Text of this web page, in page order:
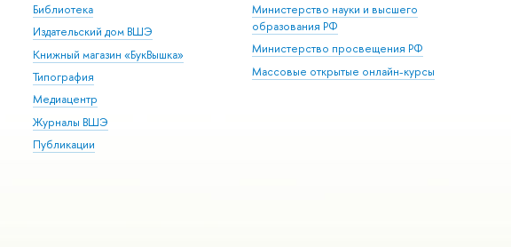
Библиотека
Издательский дом ВШЭ
Книжный магазин «БукВышка»
Типография
Медиацентр
Журналы ВШЭ
Публикации
Министерство науки и высшего
образования РФ
Министерство просвещения РФ
Массовые открытые онлайн-курсы